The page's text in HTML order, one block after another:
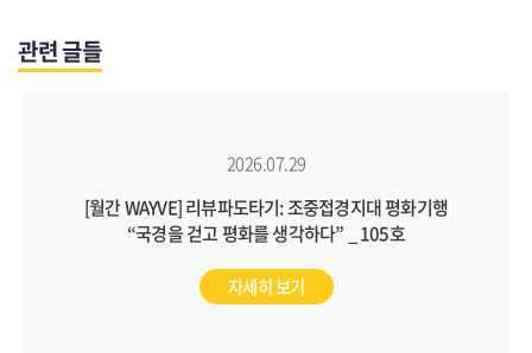
관련 글들
2026.07.29
[월간 WAYVE] 리뷰파도타기: 조중접경지대 평화기행
“국경을 걷고 평화를 생각하다” _ 105호
자세히 보기